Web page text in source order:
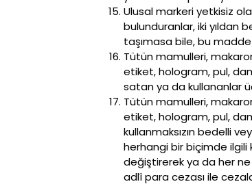
Ulusal markeri yetkisiz
bulunduranlar, iki yıldan
taşımasa bile, bu madde
Tütün mamulleri,
etiket, hologram, pul,
satan ya da kullananlar
Tütün mamulleri,
etiket, hologram, pul,
kullanmaksızın bedelli
herhangi bir biçimde ilgili
değiştirerek ya da her ne
adlî para cezası ile